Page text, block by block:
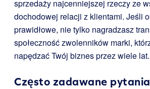
sprzedaży najcenniejszej rzeczy ze
dochodowej relacji z klientami. Jeśli
prawidłowe, nie tylko nagradzasz
społeczność zwolenników marki,
napędzać Twój biznes przez wiele lat.
Często zadawane pytania